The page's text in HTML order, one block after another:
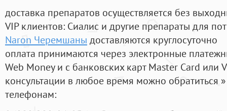
доставка препаратов осуществляется без
VIP клиентов: Сиалис и другие препараты для
Naron Черемшаны доставляются круглосуточно
оплата принимаются через электронные
Web Money и с банковских карт Master Card или
консультации в любое время можно обратиться
телефонам: